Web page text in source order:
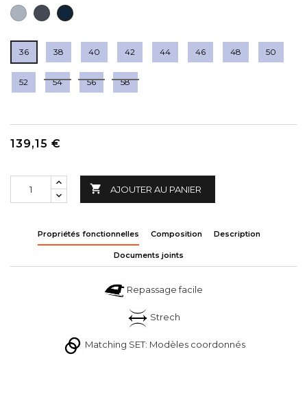
GRIS
FONCÉ
NOIR BLEU
MARINE
36 38 40 42 44 46 48 50
52 54 56 58
139,15 €
 AJOUTER AU PANIER
Propriétés fonctionnelles Composition Description
Documents joints
Repassage facile
Strech
Matching SET: Modèles coordonnés